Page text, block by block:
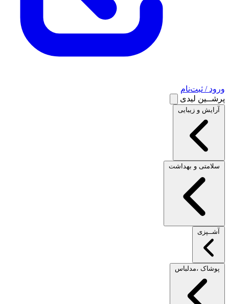
ورود / ثبت‌نام
پرشــین لیدی
آرایش و زیبایی
سلامتی و بهداشت
آشــپزی
پوشاک ،مدلباس